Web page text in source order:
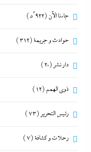
جاءنا الآن (5٬922)
حوادث و جريمة(312)
دار نشر (20)
ذوى الهمم (12)
رئيس التحرير (73)
رحلات و كشافة(7)